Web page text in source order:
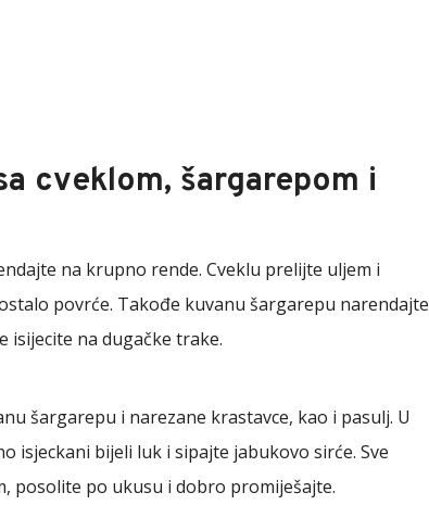
cveklom, šargarepom i
na krupno rende. Cveklu prelijte uljem i
povrće. Takođe kuvanu šargarepu narendajte
isijecite na dugačke trake.
šargarepu i narezane krastavce, kao i pasulj. U
isjeckani bijeli luk i sipajte jabukovo sirće. Sve
posolite po ukusu i dobro promiješajte.